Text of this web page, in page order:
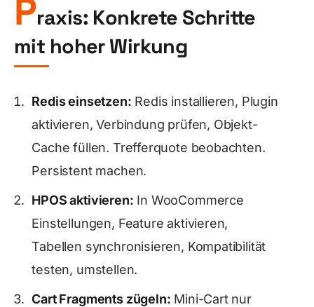
Praxis: Konkrete Schritte
mit hoher Wirkung
Redis einsetzen: Redis installieren, Plugin
aktivieren, Verbindung prüfen, Objekt-
Cache füllen. Trefferquote beobachten.
Persistent machen.
HPOS aktivieren: In WooCommerce
Einstellungen, Feature aktivieren,
Tabellen synchronisieren, Kompatibilität
testen, umstellen.
Cart Fragments zügeln: Mini-Cart nur